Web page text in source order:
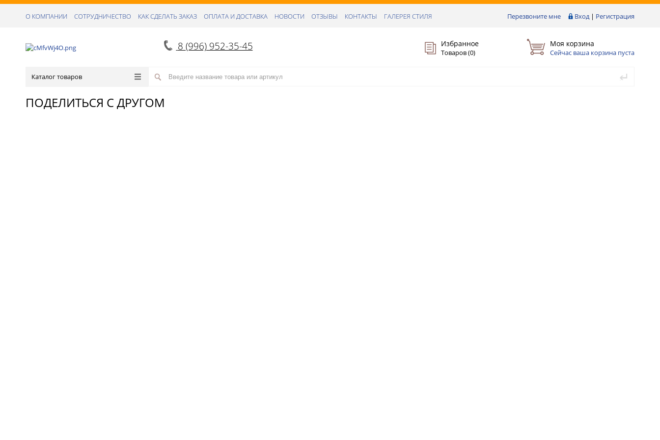
Перезвоните мне Вход | Регистрация
О КОМПАНИИ СОТРУДНИЧЕСТВО КАК СДЕЛАТЬ ЗАКАЗ ОПЛАТА И ДОСТАВКА НОВОСТИ ОТЗЫВЫ КОНТАКТЫ ГАЛЕРЕЯ СТИЛЯ
8 (996) 952-35-45 Избранное
Товаров (0)
Моя корзина
Сейчас ваша корзина пуста
Каталог товаров
ПОДЕЛИТЬСЯ С ДРУГОМ